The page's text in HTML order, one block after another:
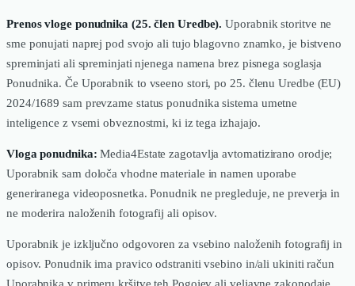
Prenos vloge ponudnika (25. člen Uredbe). Uporabnik storitve ne
sme ponujati naprej pod svojo ali tujo blagovno znamko, je bistveno
spreminjati ali spreminjati njenega namena brez pisnega soglasja
Ponudnika. Če Uporabnik to vseeno stori, po 25. členu Uredbe (EU)
2024/1689 sam prevzame status ponudnika sistema umetne
inteligence z vsemi obveznostmi, ki iz tega izhajajo.
Vloga ponudnika: Media4Estate zagotavlja avtomatizirano orodje;
Uporabnik sam določa vhodne materiale in namen uporabe
generiranega videoposnetka. Ponudnik ne pregleduje, ne preverja in
ne moderira naloženih fotografij ali opisov.
Uporabnik je izključno odgovoren za vsebino naloženih fotografij in
opisov. Ponudnik ima pravico odstraniti vsebino in/ali ukiniti račun